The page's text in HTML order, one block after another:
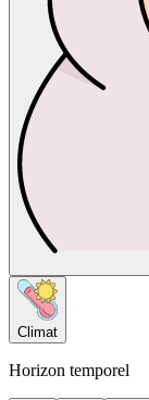
Climat
Horizon temporel